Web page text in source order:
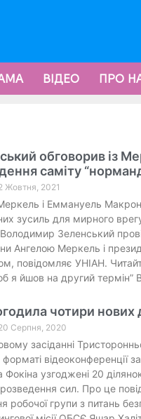
ВІДЕО ПРО
обговорив із
саміту
Жовтня, 2021
і Еммануель Макрон
зусиль для мирного
Володимир Зеленський
Ангелою Меркель і
повідомляє УНІАН.
я йшов на другий термін”
чотири нових
Серпня, 2020
засіданні
відеоконференції
Фокіна узгоджені 20
розведення сил. Про це
робочої групи з питань